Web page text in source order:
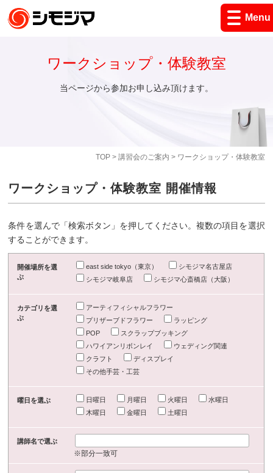
Menu
TOP> 講習会のご案内 > ワークショップ・体験教室
ワークショップ・体験教室
当ページから参加お申し込み頂けます。
ワークショップ・体験教室 開催情報
条件を選んで「検索ボタン」を押してください。複数の項目を選択
することができます。
開催場所を選
ぶ
east side tokyo（東京）
シモジマ名古屋店
シモジマ岐阜店
シモジマ心斎橋店（大阪）
カテゴリを選
ぶ
アーティフィシャルフラワー
プリザーブドフラワー
ラッピング
POP
スクラップブッキング
ハワイアンリボンレイ
ウェディング関連
クラフト
ディスプレイ
その他手芸・工芸
曜日を選ぶ 日曜日 月曜日 火曜日
水曜日
木曜日
金曜日 土曜日
講師名で選ぶ
※部分一致可